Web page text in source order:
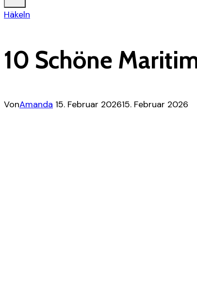
Häkeln
10 Schöne
VonAmanda 15. Februar 202615. Februar 2026